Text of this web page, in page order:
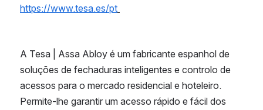
https://www.tesa.es/pt
A Tesa | Assa Abloy é um fabricante espanhol de
soluções de fechaduras inteligentes e controlo de
acessos para o mercado residencial e hoteleiro.
Permite-lhe garantir um acesso rápido e fácil dos